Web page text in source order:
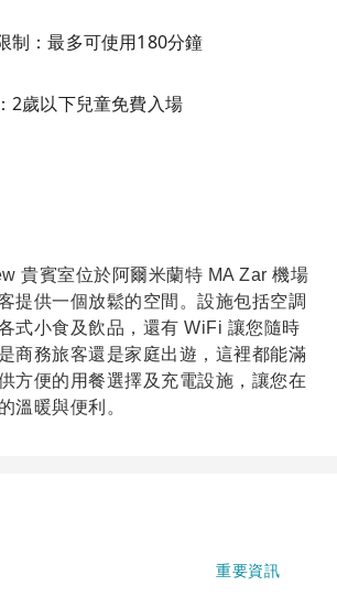
制：最多可使用180分鐘
2歲以下兒童免費入場
貴賓室位於阿爾米蘭特 MA Zar 機場
提供一個放鬆的空間。設施包括空調
式小食及飲品，還有 WiFi 讓您隨時
商務旅客還是家庭出遊，這裡都能滿
方便的用餐選擇及充電設施，讓您在
溫暖與便利。
重要資訊